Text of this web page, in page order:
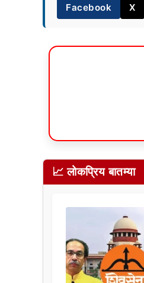
Facebook X
📈 लोकप्रिय बातम्या